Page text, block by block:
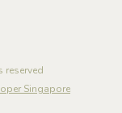
reserved
Singapore